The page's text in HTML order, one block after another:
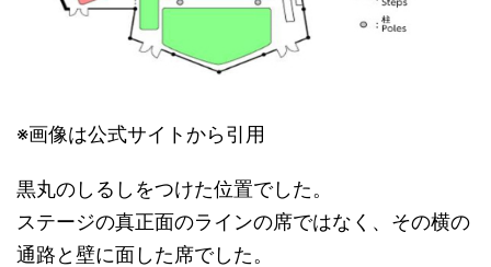
※画像は公式サイトから引用
黒丸のしるしをつけた位置でした。
ステージの真正面のラインの席ではなく、その横の
通路と壁に面した席でした。